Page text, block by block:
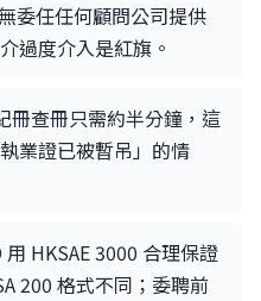
委任任何顧問公司提供
過度介入是紅旗。
冊查冊只需約半分鐘，這
業證已被暫吊」的情
用 HKSAE 3000 合理保證
200 格式不同；委聘前